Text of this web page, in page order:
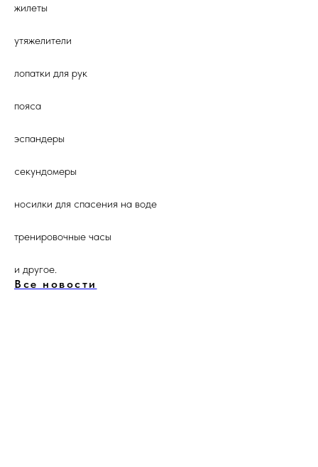
жилеты
утяжелители
лопатки для рук
пояса
эспандеры
секундомеры
носилки для спасения на воде
тренировочные часы
и другое.
Все новости